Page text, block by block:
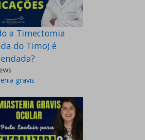
a Timectomia
do Timo) é
gravis